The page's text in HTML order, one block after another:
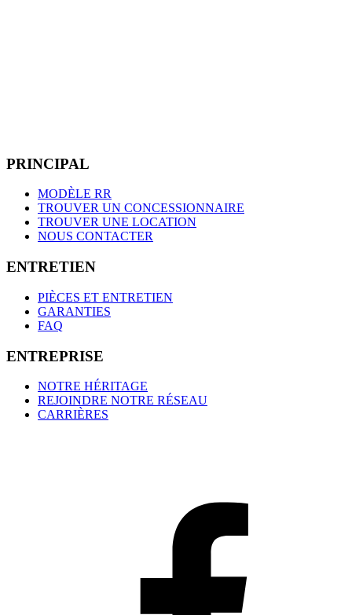
PRINCIPAL
MODÈLE RR
TROUVER UN CONCESSIONNAIRE
TROUVER UNE LOCATION
NOUS CONTACTER
ENTRETIEN
PIÈCES ET ENTRETIEN
GARANTIES
FAQ
ENTREPRISE
NOTRE HÉRITAGE
REJOINDRE NOTRE RÉSEAU
CARRIÈRES